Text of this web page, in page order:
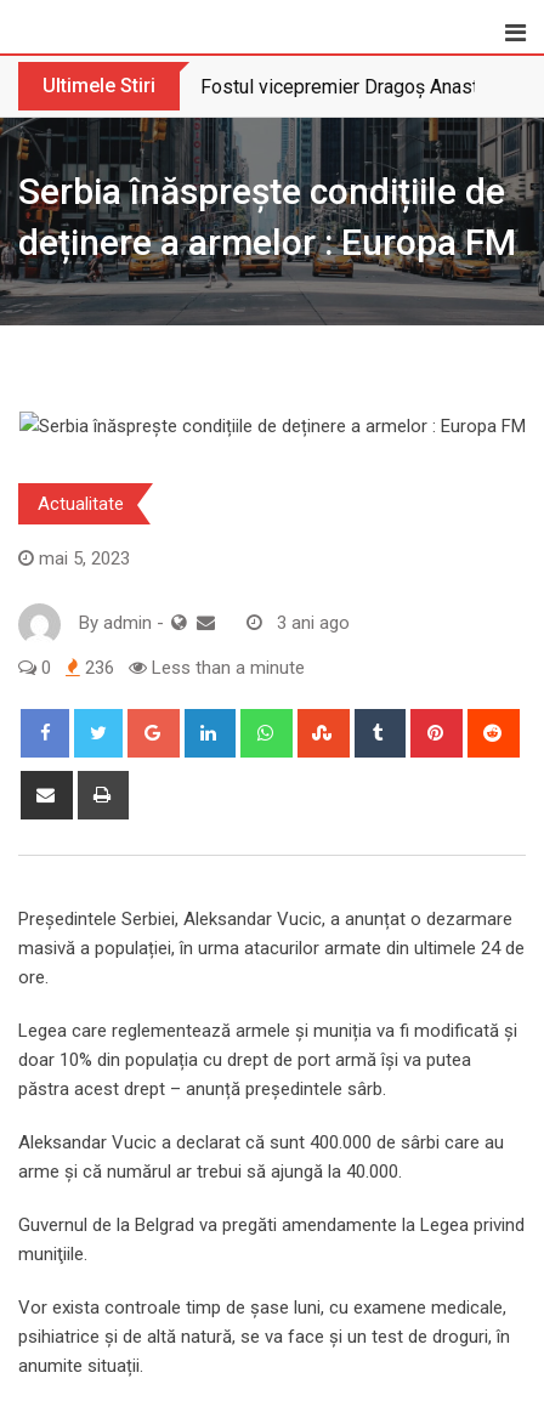
Ultimele Stiri Fostul vicepremier Dragoș Anastasiu
Serbia înăsprește condițiile de
deținere a armelor : Europa FM
Actualitate
mai 5, 2023
By admin - 3 ani ago
0 236 Less than a minute
Google+ LinkedIn WhatsappStumbleUpon
Tumblr Pinterest
Share
Președintele Serbiei, Aleksandar Vucic, a anunțat o dezarmare
masivă a populației, în urma atacurilor armate din ultimele 24 de
ore.
Legea care reglementează armele și muniția va fi modificată și
doar 10% din populația cu drept de port armă își va putea
păstra acest drept – anunță președintele sârb.
Aleksandar Vucic a declarat că sunt 400.000 de sârbi care au
arme și că numărul ar trebui să ajungă la 40.000.
Guvernul de la Belgrad va pregăti amendamente la Legea privind
muniţiile.
Vor exista controale timp de şase luni, cu examene medicale,
psihiatrice şi de altă natură, se va face și un test de droguri, în
anumite situații.